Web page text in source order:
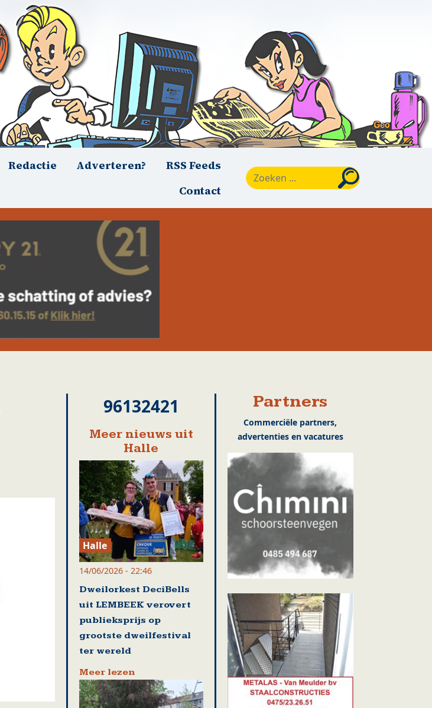
Redactie Adverteren?
RSS Feeds
Contact
96132421
Meer nieuws uit
Halle
Halle
14/06/2026 - 22:46
Dweilorkest DeciBells
uit LEMBEEK verovert
publieksprijs op
grootste dweilfestival
ter wereld
Meer lezen
Partners
Commerciële partners,
advertenties en vacatures